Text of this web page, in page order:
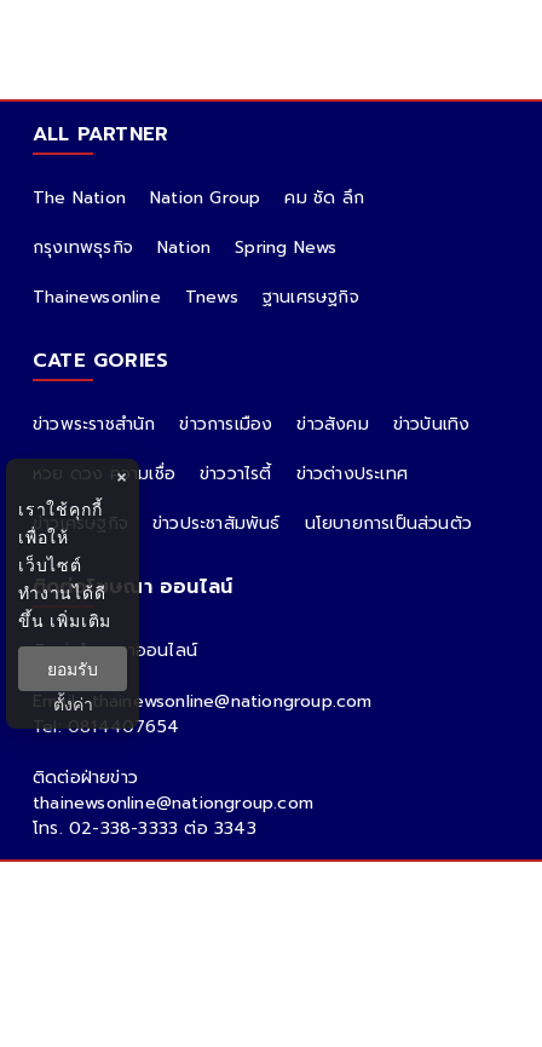
ALL PARTNER
The Nation Nation Group
คม ชัด ลึก
กรุงเทพธุรกิจ
Nation
Spring News
Thainewsonline
Tnews ฐานเศรษฐกิจ
CATE GORIES
ข่าวพระราชสำนัก ข่าวการเมือง ข่าวสังคม
ข่าวบันเทิง
หวย ดวง ความเชื่อ
ข่าววาไรตี้
ข่าวต่างประเทศ
ข่าวเศรษฐกิจ
ข่าวประชาสัมพันธ์ นโยบายการเป็นส่วนตัว
ติดต่อโฆษณา ออนไลน์
ติดต่อโฆษณาออนไลน์
คุณอ้อ
Email : thainewsonline@nationgroup.com
Tel: 0814407654
ติดต่อฝ่ายข่าว
thainewsonline@nationgroup.com
โทร. 02-338-3333 ต่อ 3343
×
เราใช้คุกกี้
เพื่อให้
เว็บไซต์
ทำงานได้ดี
ขึ้น เพิ่มเติม
ยอมรับ
ตั้งค่า